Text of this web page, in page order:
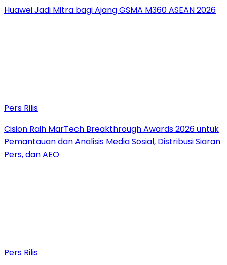
Huawei Jadi Mitra bagi Ajang GSMA M360 ASEAN 2026
Pers Rilis
Cision Raih MarTech Breakthrough Awards 2026 untuk
Pemantauan dan Analisis Media Sosial, Distribusi Siaran
Pers, dan AEO
Pers Rilis